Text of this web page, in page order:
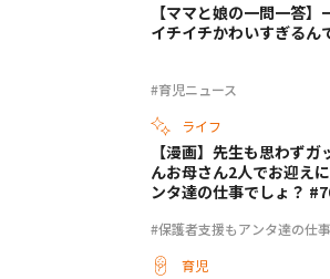
#育児ニュース
【ママと娘の一問一答】
イチイチかわいすぎるん
ライフ
#保護者支援もアンタ達の仕
【漫画】先生も思わず
んお母さん2人でお迎え
ンタ達の仕事でしょ？
育児